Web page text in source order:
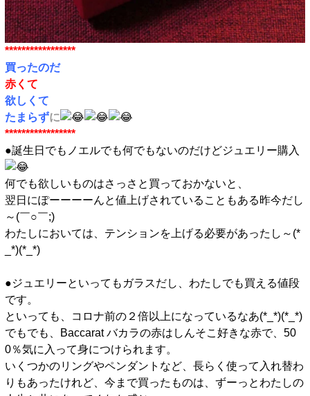
*****************
買ったのだ
赤くて
欲しくて
たまらずに
*****************
●誕生日でもノエルでも何でもないのだけどジュエリー購入
何でも欲しいものはさっさと買っておかないと、
翌日にぽーーーーんと値上げされていることもある昨今だし
～(￣○￣;)
わたしにおいては、テンションを上げる必要があったし～(*
_*)(*_*)
●ジュエリーといってもガラスだし、わたしでも買える値段
です。
といっても、コロナ前の２倍以上になっているなあ(*_*)(*_*)
でもでも、Baccarat バカラの赤はしんそこ好きな赤で、50
0％気に入って身につけられます。
いくつかのリングやペンダントなど、長らく使って入れ替わ
りもあったけれど、今まで買ったものは、ずーっとわたしの